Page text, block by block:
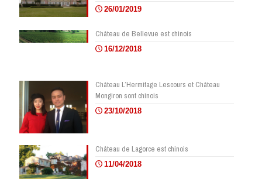
26/01/2019
Château de Bellevue est chinois
16/12/2018
Château L’Hermitage Lescours et Château
Mongiron sont chinois
23/10/2018
Château de Lagorce est chinois
11/04/2018